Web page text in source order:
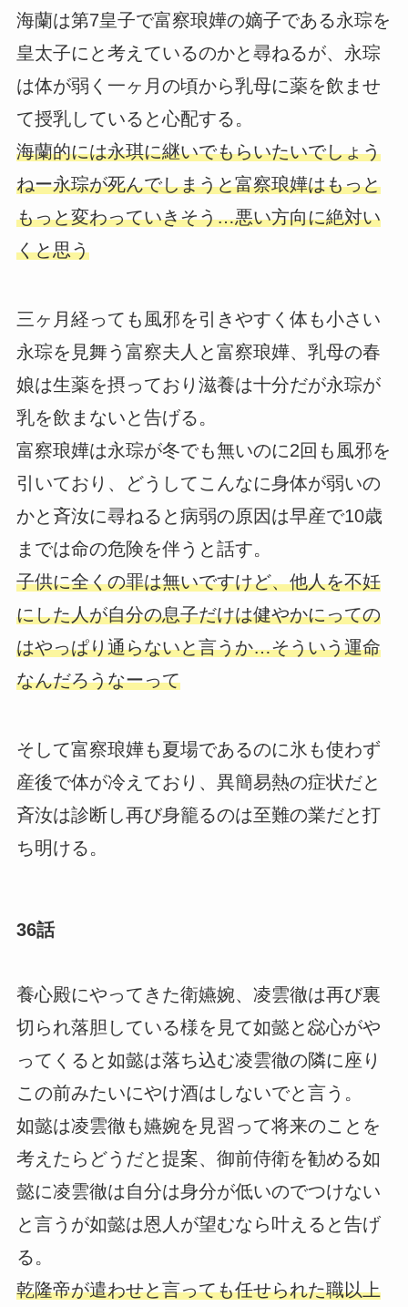
海蘭は第7皇子で富察琅嬅の嫡子である永琮を
皇太子にと考えているのかと尋ねるが、永琮
は体が弱く一ヶ月の頃から乳母に薬を飲ませ
て授乳していると心配する。
海蘭的には永琪に継いでもらいたいでしょう
ねー永琮が死んでしまうと富察琅嬅はもっと
もっと変わっていきそう…悪い方向に絶対い
くと思う
三ヶ月経っても風邪を引きやすく体も小さい
永琮を見舞う富察夫人と富察琅嬅、乳母の春
娘は生薬を摂っており滋養は十分だが永琮が
乳を飲まないと告げる。
富察琅嬅は永琮が冬でも無いのに2回も風邪を
引いており、どうしてこんなに身体が弱いの
かと斉汝に尋ねると病弱の原因は早産で10歳
までは命の危険を伴うと話す。
子供に全くの罪は無いですけど、他人を不妊
にした人が自分の息子だけは健やかにっての
はやっぱり通らないと言うか…そういう運命
なんだろうなーって
そして富察琅嬅も夏場であるのに氷も使わず
産後で体が冷えており、異簡易熱の症状だと
斉汝は診断し再び身籠るのは至難の業だと打
ち明ける。
36話
養心殿にやってきた衛嬿婉、凌雲徹は再び裏
切られ落胆している様を見て如懿と惢心がや
ってくると如懿は落ち込む凌雲徹の隣に座り
この前みたいにやけ酒はしないでと言う。
如懿は凌雲徹も嬿婉を見習って将来のことを
考えたらどうだと提案、御前侍衛を勧める如
懿に凌雲徹は自分は身分が低いのでつけない
と言うが如懿は恩人が望むなら叶えると告げ
る。
乾隆帝が遣わせと言っても任せられた職以上